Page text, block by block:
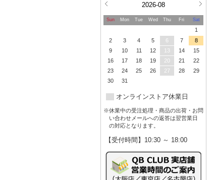
2026-08
Sun Mon Tue Wed Thu Fri Sat
1
2
3 4 5 6 7
8
9
10 11 12 13 14
15
16
17 18 19 20 21
22
23
24 25 26 27 28
29
30
31
オンラインストア休業日
※休業中の受注処理・商品の出荷・お問
い合わせメールへの返答は翌営業日
の対応となります。
【受付時間】10:30 ～ 18:00